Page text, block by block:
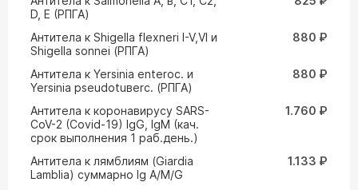
D, E (РПГА)
Антитела к Shigella flexneri I-V,VI и
Shigella sonnei (РПГА)
880 ₽
Антитела к Yersinia enteroc. и
Yersinia pseudotuвerc. (РПГА)
880 ₽
Антитела к коронавирусу SARS-
CoV-2 (Covid-19) IgG, IgM (кач.
срок выполнения 1 раб.день.)
1.760 ₽
Антитела к лямблиям (Giardia
Lamblia) суммарно Ig A/M/G
1.133 ₽